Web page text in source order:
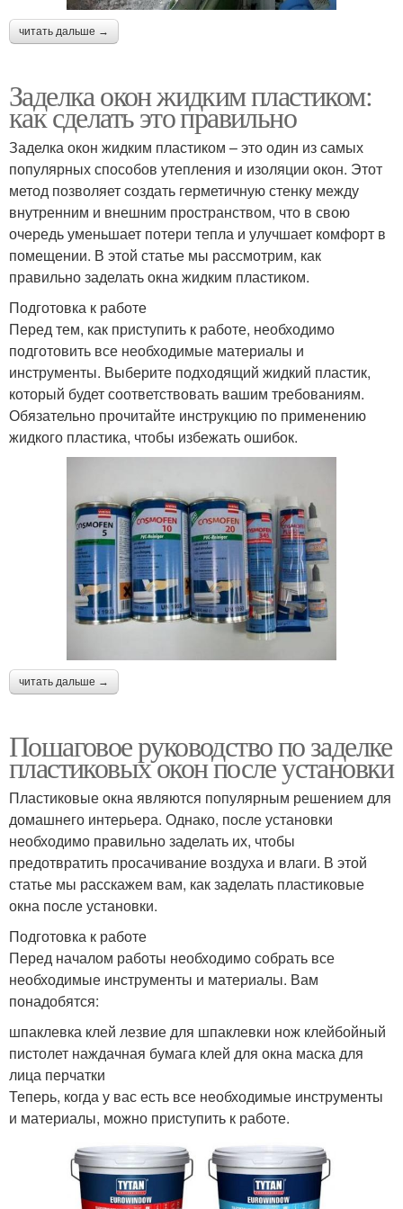
читать дальше →
Заделка окон жидким пластиком:
как сделать это правильно
Заделка окон жидким пластиком – это один из самых
популярных способов утепления и изоляции окон. Этот
метод позволяет создать герметичную стенку между
внутренним и внешним пространством, что в свою
очередь уменьшает потери тепла и улучшает комфорт в
помещении. В этой статье мы рассмотрим, как
правильно заделать окна жидким пластиком.
Подготовка к работе
Перед тем, как приступить к работе, необходимо
подготовить все необходимые материалы и
инструменты. Выберите подходящий жидкий пластик,
который будет соответствовать вашим требованиям.
Обязательно прочитайте инструкцию по применению
жидкого пластика, чтобы избежать ошибок.
читать дальше →
Пошаговое руководство по заделке
пластиковых окон после установки
Пластиковые окна являются популярным решением для
домашнего интерьера. Однако, после установки
необходимо правильно заделать их, чтобы
предотвратить просачивание воздуха и влаги. В этой
статье мы расскажем вам, как заделать пластиковые
окна после установки.
Подготовка к работе
Перед началом работы необходимо собрать все
необходимые инструменты и материалы. Вам
понадобятся:
шпаклевка клей лезвие для шпаклевки нож клейбойный
пистолет наждачная бумага клей для окна маска для
лица перчатки
Теперь, когда у вас есть все необходимые инструменты
и материалы, можно приступить к работе.